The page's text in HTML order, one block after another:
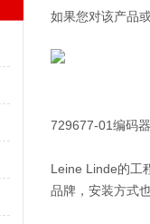
如果您对该产品
729677-01编码
Leine Linde的工
品牌，安装方式